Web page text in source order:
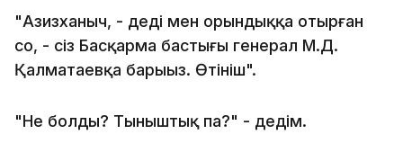
"Азизханыч, - деді мен орындыққа отырған
соң, - сіз Басқарма бастығы генерал М.Д.
Қалматаевқа барыңыз. Өтініш".
"Не болды? Тыныштық па?" - дедім.